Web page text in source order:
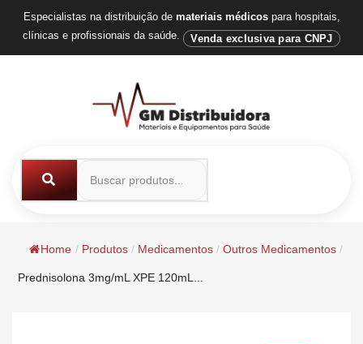
Especialistas na distribuição de materiais médicospara hospitais,
clínicas e profissionais da saúde.
Venda exclusiva para CNPJ
Home / Produtos / Medicamentos / Outros Medicamentos /
Prednisolona 3mg/mL XPE 120mL...